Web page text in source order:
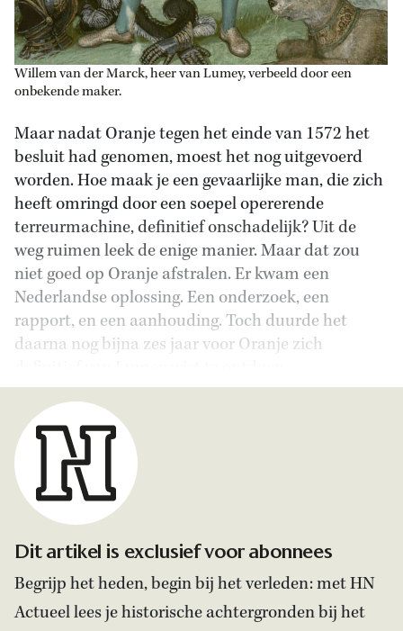
Willem van der Marck, heer van Lumey, verbeeld door een
onbekende maker.
Maar nadat Oranje tegen het einde van 1572 het
besluit had genomen, moest het nog uitgevoerd
worden. Hoe maak je een gevaarlijke man, die zich
heeft omringd door een soepel opererende
terreurmachine, definitief onschadelijk? Uit de
weg ruimen leek de enige manier. Maar dat zou
niet goed op Oranje afstralen. Er kwam een
Nederlandse oplossing. Een onderzoek, een
rapport, en een aanhouding. Toch duurde het
daarna nog bijna zes jaar voor Oranje zich
Dit artikel is exclusief voor abonnees
Begrijp het heden, begin bij het verleden: met HN
Actueel lees je historische achtergronden bij het